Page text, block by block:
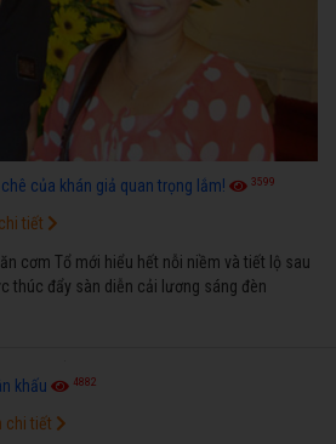
của khán giả quan trọng lắm! 3599
cơm Tổ mới hiểu hết nỗi niềm và tiết lộ sau
thúc đẩy sàn diễn cải lương sáng đèn
tiết
khấu 4882
chi tiết